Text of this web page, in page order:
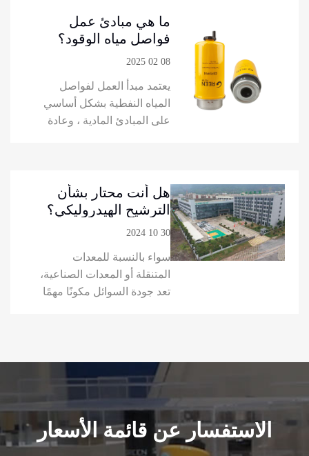
مرشحاتنا من الشركات
المصنعة الرائدة وتقدم الأداء
ما هي مبادئ عمل
فواصل مياه الوقود؟
08 02 2025
يعتمد مبدأ العمل لفواصل
المياه النفطية بشكل أساسي
على المبادئ المادية ، وعادة
بسبب انخفاض الكثافة في
الزيت مقارنة بالماء ، سوف
تحقيق فصل مياه الزيت.
هل أنت محتار بشأن
الترشيح الهيدروليكي؟
اكسر الضباب وكن
الهيدروليكي المتطورة!
30 10 2024
سواء بالنسبة للمعدات
المتنقلة أو المعدات الصناعية،
تعد جودة السوائل مكونًا مهمًا
السبب الأكثر أهمية لفشل
هذه الأنظمة وانهيارها. لذلك،
يلعب الترشيح دورًا حيويًا في
التشغيل السليم.
الاستفسار عن قائمة الأسعار